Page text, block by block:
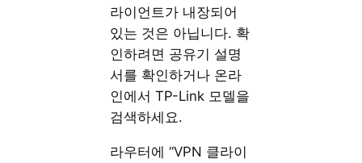
라이언트가 내장되어
있는 것은 아닙니다. 확
인하려면 공유기 설명
서를 확인하거나 온라
인에서 TP-Link 모델을
검색하세요.
라우터에 “VPN 클라이